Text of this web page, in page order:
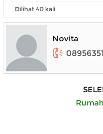
Dilihat 40 kali
Novita